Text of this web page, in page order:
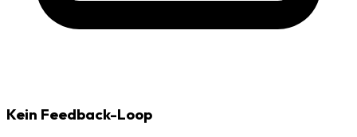
Kein Feedback-Loop